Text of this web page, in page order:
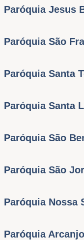
Paróquia Jesus
Paróquia São
Paróquia Santa
Paróquia Santa
Paróquia São
Paróquia São
Paróquia Nossa
Paróquia